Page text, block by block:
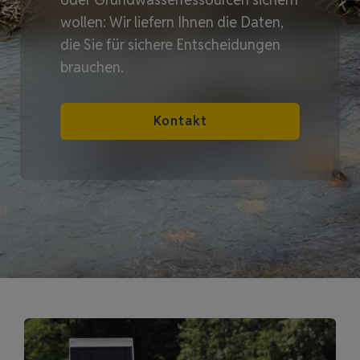
wollen: Wir liefern Ihnen die Daten,
die Sie für sichere Entscheidungen
brauchen.
Kontakt